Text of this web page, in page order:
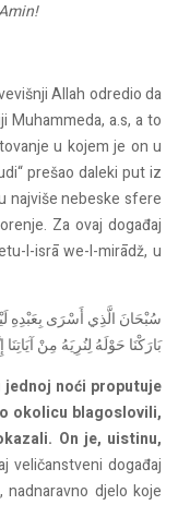
Allah odredio da
Muhammeda, a.s, a to
u kojem je on u
prešao daleki put iz
najviše nebeske sfere
Za ovaj događaj
l-isrā we-l-mirādž, u
سُبْحَانَ الَّذِي أَسْرَى بِعَبْدِهِ
بَارَكْنَا حَوْلَهُ لِنُرِيَهُ مِنْ
jednoj noći proputuje
okolicu blagoslovili,
On je, uistinu,
veličanstveni događaj
djelo koje